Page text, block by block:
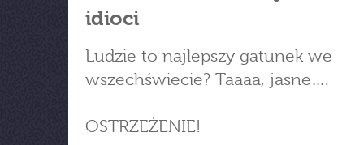
idioci
Ludzie to najlepszy gatunek we
wszechświecie? Taaaa, jasne….
OSTRZEŻENIE!